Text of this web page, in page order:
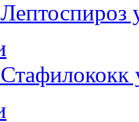
Лептоспироз
Стафилококк